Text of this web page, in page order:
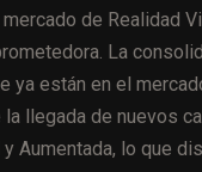
de Realidad
La
ya están en el
la llegada de nuevos
Aumentada, lo que